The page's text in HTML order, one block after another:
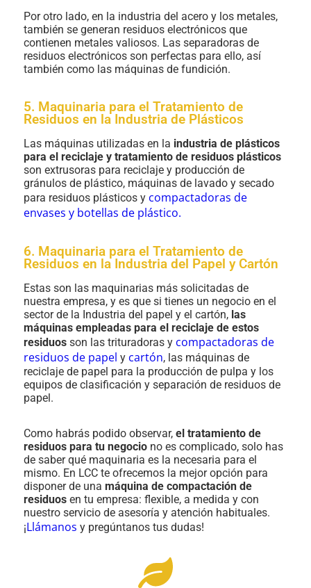
Por otro lado, en la industria del acero y los metales,
también se generan residuos electrónicos que
contienen metales valiosos. Las separadoras de
residuos electrónicos son perfectas para ello, así
también como las máquinas de fundición.
5. Maquinaria para el Tratamiento de
Residuos en la Industria de Plásticos
Las máquinas utilizadas en la industria de plásticos
para el reciclaje y tratamiento de residuos plásticos
son extrusoras para reciclaje y producción de
gránulos de plástico, máquinas de lavado y secado
para residuos plásticos y compactadoras de
envases y botellas de plástico.
6. Maquinaria para el Tratamiento de
Residuos en la Industria del Papel y Cartón
Estas son las maquinarias más solicitadas de
nuestra empresa, y es que si tienes un negocio en el
sector de la Industria del papel y el cartón, las
máquinas empleadas para el reciclaje de estos
residuos son las trituradoras y compactadoras de
residuos de papel y cartón, las máquinas de
reciclaje de papel para la producción de pulpa y los
equipos de clasificación y separación de residuos de
papel.
Como habrás podido observar, el tratamiento de
residuos para tu negocio no es complicado, solo has
de saber qué maquinaria es la necesaria para el
mismo. En LCC te ofrecemos la mejor opción para
disponer de una máquina de compactación de
residuos en tu empresa: flexible, a medida y con
nuestro servicio de asesoría y atención habituales.
¡Llámanos y pregúntanos tus dudas!